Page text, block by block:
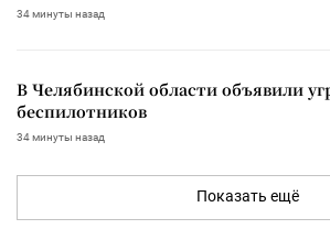
34 минуты назад
В Челябинской области объявили
беспилотников
34 минуты назад
Показать ещё